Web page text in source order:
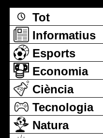
Tot
Informatius
Esports
Economia
Ciència
Tecnologia
Natura